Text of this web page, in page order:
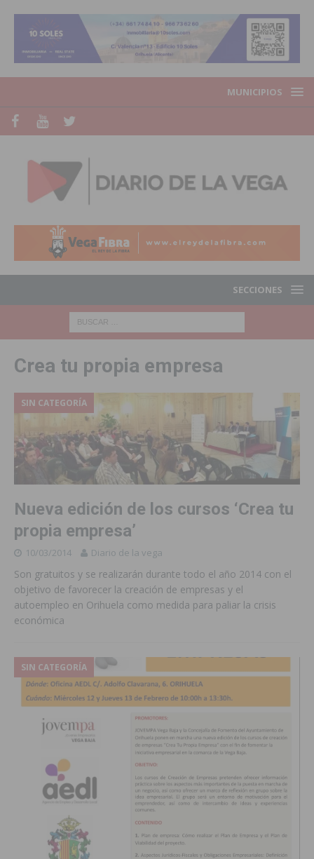
MUNICIPIOS
SECCIONES
Crea tu propia empresa
SIN CATEGORÍA
Nueva edición de los cursos ‘Crea tu
propia empresa’
10/03/2014 Diario de la vega
Son gratuitos y se realizarán durante todo el año 2014 con el
objetivo de favorecer la creación de empresas y el
autoempleo en Orihuela como medida para paliar la crisis
económica
SIN CATEGORÍA